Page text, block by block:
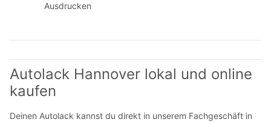
Ausdrucken
Autolack Hannover lokal und online
kaufen
Deinen Autolack kannst du direkt in unserem Fachgeschäft in